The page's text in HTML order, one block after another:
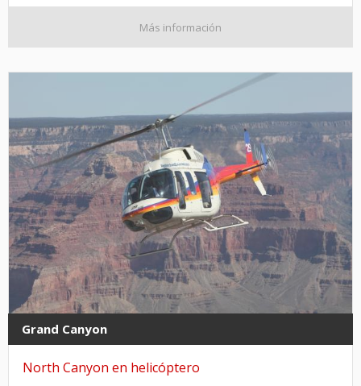
Más información
Grand Canyon
North Canyon en helicóptero